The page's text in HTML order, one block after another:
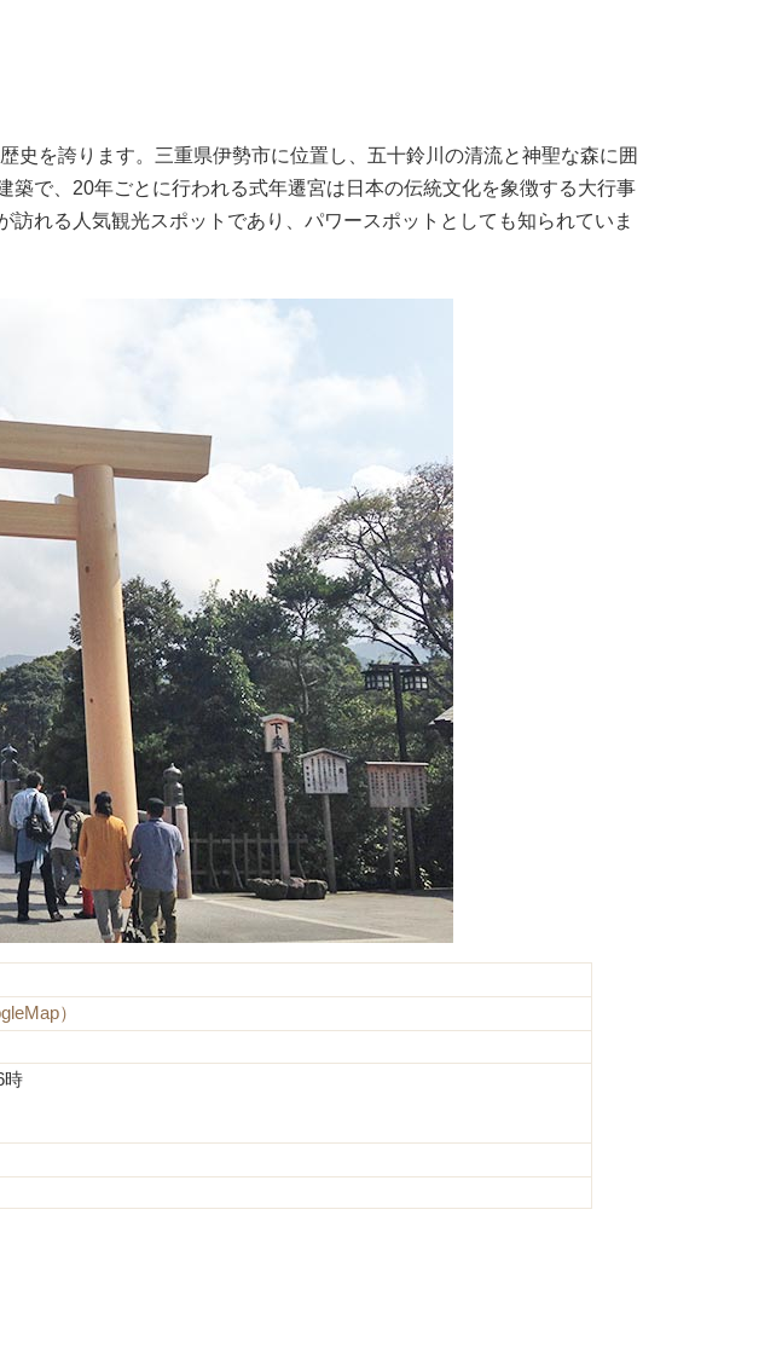
を誇ります。三重県伊勢市に位置し、五十鈴川の清流と神聖な森に囲
で、20年ごとに行われる式年遷宮は日本の伝統文化を象徴する大行事
れる人気観光スポットであり、パワースポットとしても知られていま
）
時